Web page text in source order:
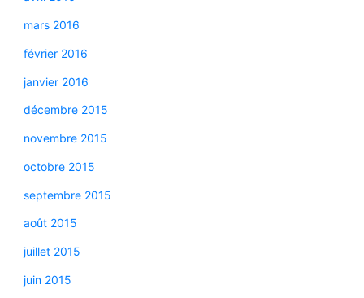
mars 2016
février 2016
janvier 2016
décembre 2015
novembre 2015
octobre 2015
septembre 2015
août 2015
juillet 2015
juin 2015